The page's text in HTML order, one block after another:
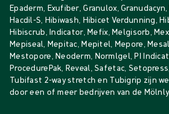
Epaderm, Exufiber, Granulox,
Hacdil-S, Hibiwash, Hibicet Verdunning,
Hibiscrub, Indicator, Mefix, Melgisorb,
Mepiseal, Mepitac, Mepitel, Mepore,
Mestopore, Neoderm, Normlgel, PI
ProcedurePak, Reveal, Safetac,
Tubifast 2-way stretch en Tubigrip zijn
door een of meer bedrijven van de